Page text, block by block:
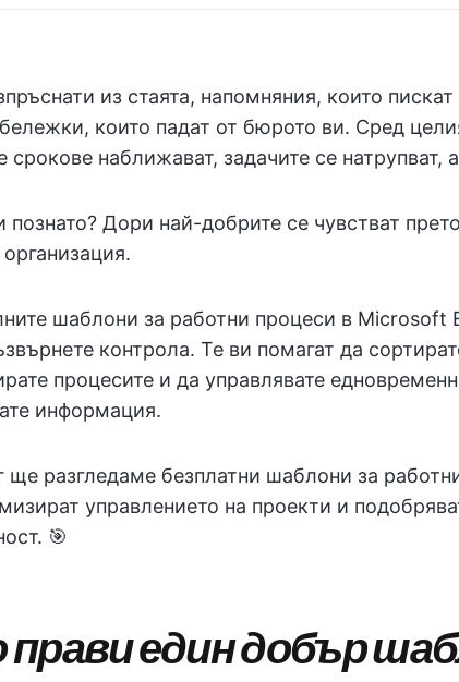
из стаята, напомняния, които
които падат от бюрото ви. Сред
срокове наближават, задачите се натрупват,
познато? Дори най-добрите се чувстват
шаблони за работни процеси в Microsoft
контрола. Те ви помагат да
процесите и да управлявате
информация.
ще разгледаме безплатни шаблони за
управлението на проекти и
🎯
прави един добър